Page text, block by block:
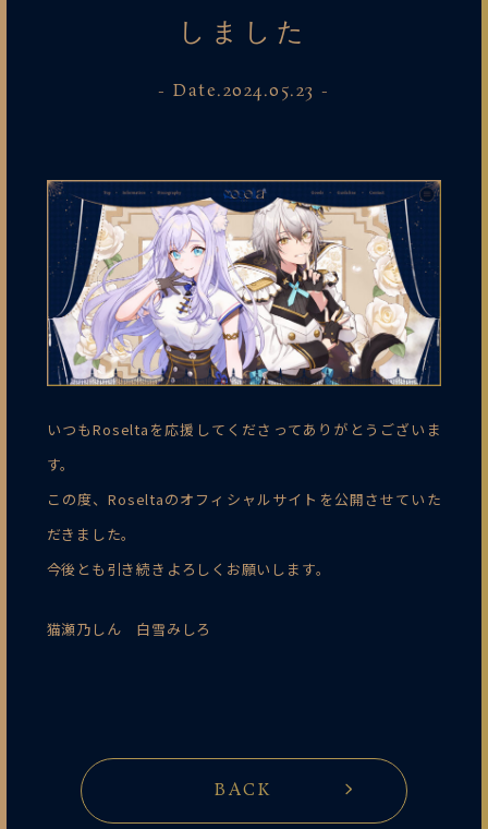
しました
- Date.2024.05.23 -
いつもRoseltaを応援してくださってありがとうございま
す。
この度、Roseltaのオフィシャルサイトを公開させていた
だきました。
今後とも引き続きよろしくお願いします。
猫瀬乃しん 白雪みしろ
BACK